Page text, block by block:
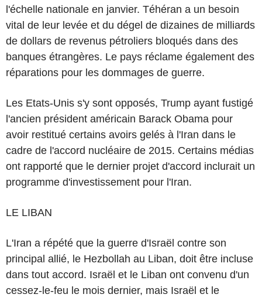
l'échelle nationale en janvier. Téhéran a un besoin
vital de leur levée et du dégel de dizaines de milliards
de dollars de revenus pétroliers bloqués dans des
banques étrangères. Le pays réclame également des
réparations pour les dommages de guerre.
Les Etats-Unis s'y sont opposés, Trump ayant fustigé
l'ancien président américain Barack Obama pour
avoir restitué certains avoirs gelés à l'Iran dans le
cadre de l'accord nucléaire de 2015. Certains médias
ont rapporté que le dernier projet d'accord inclurait un
programme d'investissement pour l'Iran.
LE LIBAN
L'Iran a répété que la guerre d'Israël contre son
principal allié, le Hezbollah au Liban, doit être incluse
dans tout accord. Israël et le Liban ont convenu d'un
cessez-le-feu le mois dernier, mais Israël et le